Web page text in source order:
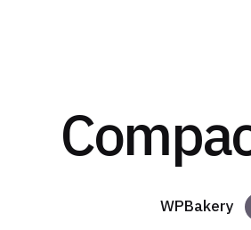
WPBakery